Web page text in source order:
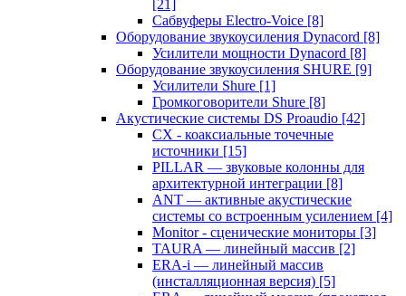
[21]
Сабвуферы Electro-Voice [8]
Оборудование звукоусиления Dynacord [8]
Усилители мощности Dynacord [8]
Оборудование звукоусиления SHURE [9]
Усилители Shure [1]
Громкоговорители Shure [8]
Акустические системы DS Proaudio [42]
CX - коаксиальные точечные
источники [15]
PILLAR — звуковые колонны для
архитектурной интеграции [8]
ANT — активные акустические
системы со встроенным усилением [4]
Monitor - сценические мониторы [3]
TAURA — линейный массив [2]
ERA-i — линейный массив
(инсталляционная версия) [5]